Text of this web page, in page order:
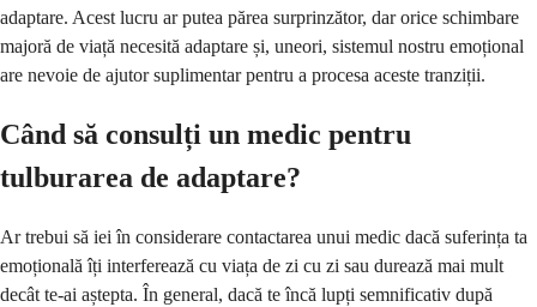
adaptare. Acest lucru ar putea părea surprinzător, dar orice schimbare
majoră de viață necesită adaptare și, uneori, sistemul nostru emoțional
are nevoie de ajutor suplimentar pentru a procesa aceste tranziții.
Când să consulți un medic pentru
tulburarea de adaptare?
Ar trebui să iei în considerare contactarea unui medic dacă suferința ta
emoțională îți interferează cu viața de zi cu zi sau durează mai mult
decât te-ai aștepta. În general, dacă te încă lupți semnificativ după